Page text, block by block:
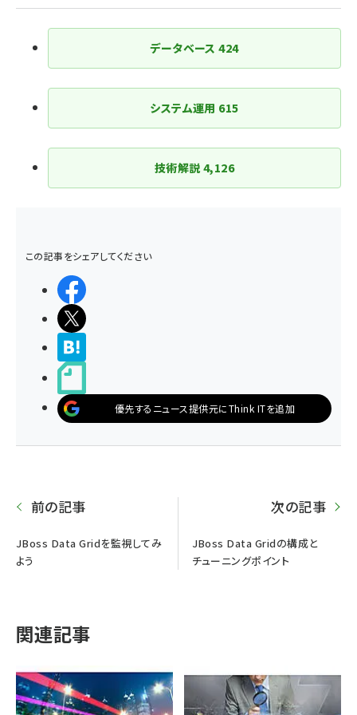
り
データベース424
システム運用 615
技術解説 4,126
この記事をシェアしてください
優先するニュース提供元にThink ITを追加
前の記事
JBoss Data Gridを監視してみ
よう
次の記事
JBoss Data Gridの構成と
チューニングポイント
関連記事